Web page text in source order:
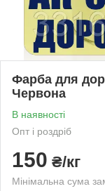
Фарба для
Червона
В наявності
Опт і роздріб
150 ₴/кг
Мінімальна сума